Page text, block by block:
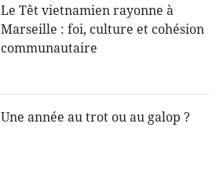
Le Têt vietnamien rayonne à
Marseille : foi, culture et cohésion
communautaire
Une année au trot ou au galop ?